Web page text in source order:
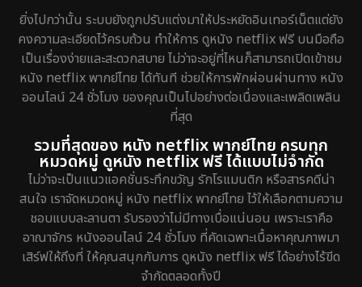
ยิ่งไปกว่านั้น ระบบยังถูกปรับแต่งมาให้ประหยัดอินเทอร์เน็ตแต่ยัง
คงความละเอียดไว้ครบถ้วน ทำให้การ ดูหนัง netflix ฟรี บนมือถือ
เป็นเรื่องง่ายและสะดวกสบาย ไม่ว่าจะอยู่ที่ไหนก็สามารถเปิดเข้าชม
หนัง netflix พากย์ไทย ได้ทันที ช่วยให้การพักผ่อนผ่านทาง หนัง
ออนไลน์ 24 ชั่วโมง ของคุณเป็นไปอย่างต่อเนื่องและเพลิดเพลิน
ที่สุด
รวมที่สุดของ หนัง netflix พากย์ไทย ครบทุก
หมวดหมู่ ดูหนัง netflix ฟรี ได้แบบไม่จำกัด
ไม่ว่าจะเป็นแนวแอคชั่นระทึกขวัญ รักโรแมนติก หรือสารคดีน่า
สนใจ เราจัดหมวดหมู่ หนัง netflix พากย์ไทย ไว้ให้เลือกตามความ
ชอบแบบละลานตา รับรองว่าไม่มีทางเบื่อแน่นอน เพราะเราคือ
อาณาจักร หนังออนไลน์ 24 ชั่วโมง ที่คัดเฉพาะเนื้อหาคุณภาพมา
เสิร์ฟให้ถึงที่ ให้คุณสนุกกับการ ดูหนัง netflix ฟรี ได้อย่างไร้ขีด
จำกัดตลอดทั้งปี